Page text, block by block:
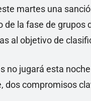
martes una
de la fase de grupos
al objetivo de
no jugará esta
dos compromisos